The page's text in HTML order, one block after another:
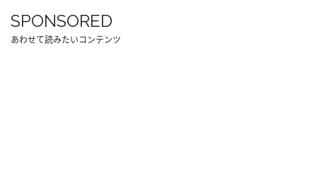
SPONSORED
あわせて読みたいコンテンツ